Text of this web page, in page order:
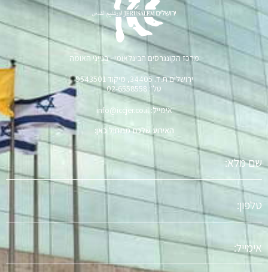
מרכז הקונגרסים הבינלאומי - בנייני האומה
ירושלים ת.ד. 34405, מיקוד 9543501
טל׳: 02-6558558
אימייל: info@iccjer.co.il
האירוע שלכם מתחיל כאן:
מלא
טלפון
אימייל